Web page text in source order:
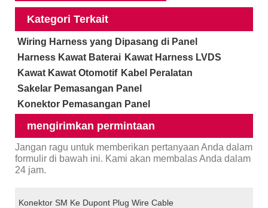
Kategori Terkait
Wiring Harness yang Dipasang di Panel
Harness Kawat Baterai Kawat Harness LVDS
Kawat Kawat Otomotif Kabel Peralatan
Sakelar Pemasangan Panel
Konektor Pemasangan Panel
mengirimkan permintaan
Jangan ragu untuk memberikan pertanyaan Anda dalam
formulir di bawah ini. Kami akan membalas Anda dalam
24 jam.